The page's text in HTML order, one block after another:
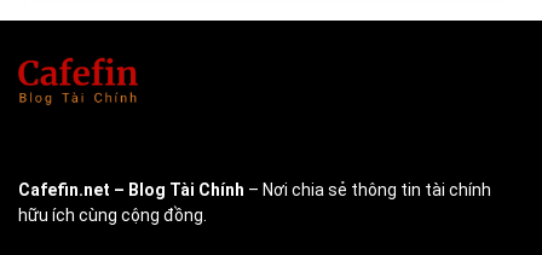
Cafefin.net – Blog Tài Chính – Nơi chia sẻ thông tin tài chính
hữu ích cùng cộng đồng.